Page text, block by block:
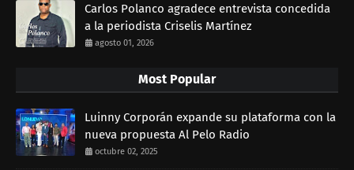
Carlos Polanco agradece entrevista concedida
a la periodista Criselis Martínez
agosto 01, 2026
Most Popular
Luinny Corporán expande su plataforma con la
nueva propuesta Al Pelo Radio
octubre 02, 2025